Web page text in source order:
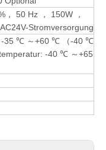
， 50 Hz ， 150W ，
Stromversorgung
-35 ℃ ～+60 ℃ （-40 ℃
-40 ℃ ～+65